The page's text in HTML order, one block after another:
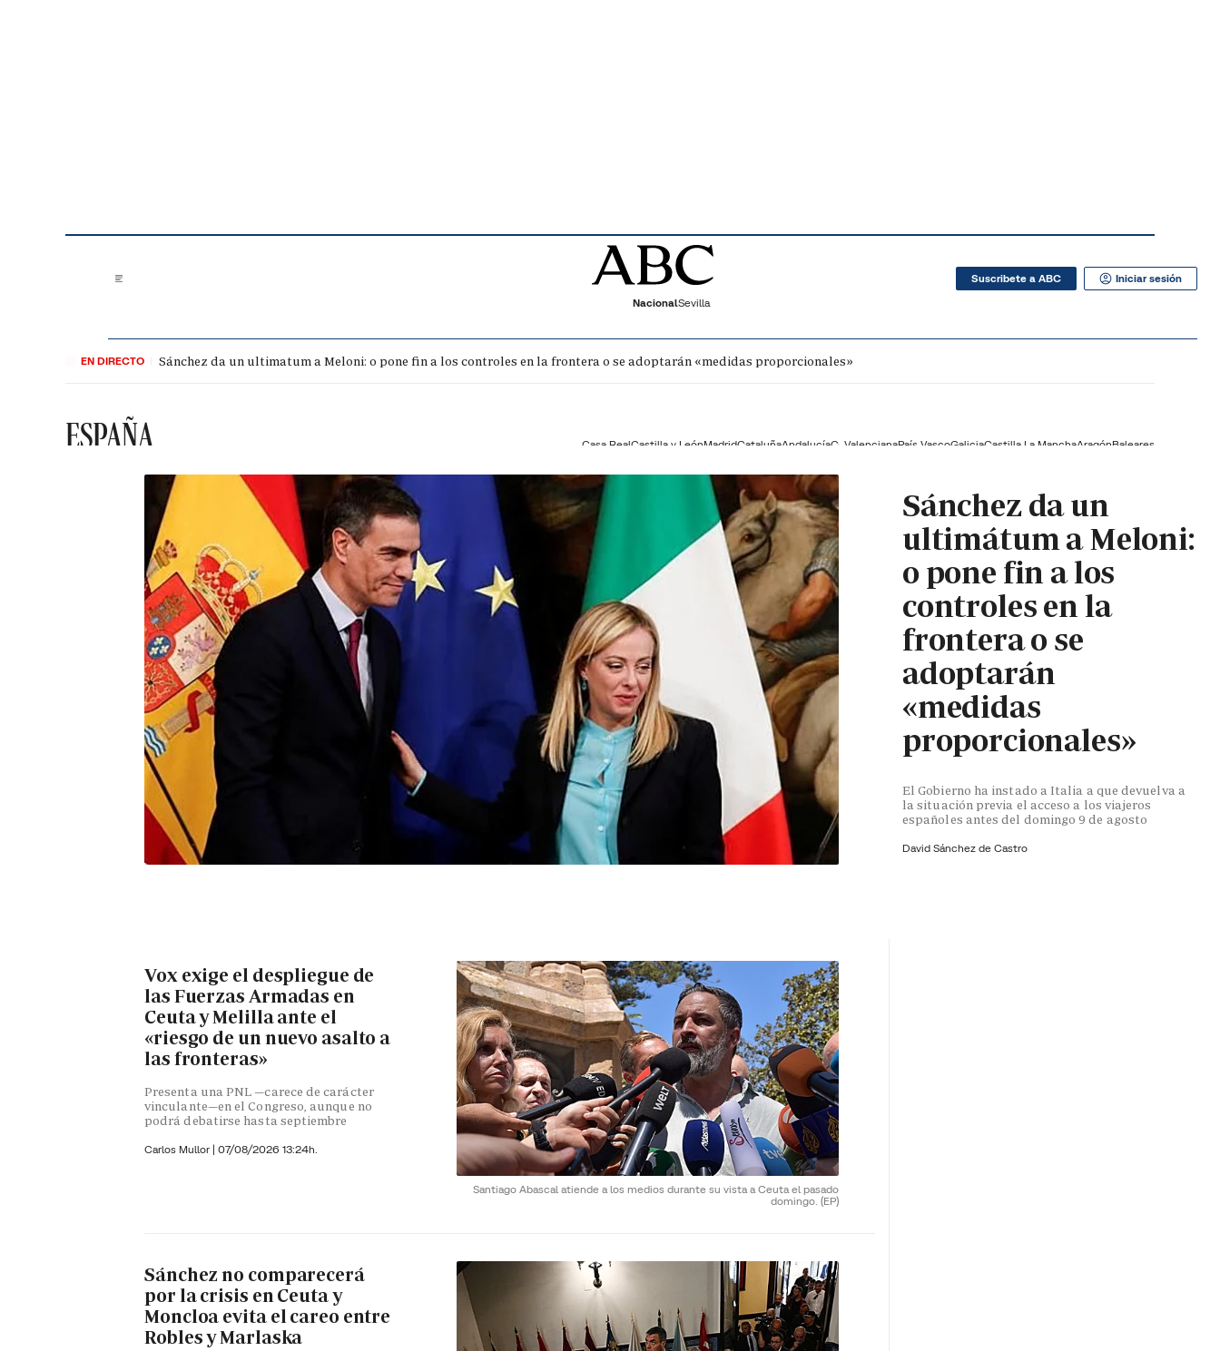
NacionalSevilla
Suscribete a ABC Iniciar sesión
EN DIRECTO Sánchez da un ultimatum a Meloni: o pone fin a los controles en la frontera o se adoptarán «medidas proporcionales»
ESPAÑA Casa RealCastilla y LeónMadridCataluñaAndalucíaC. ValencianaPaís VascoGaliciaCastilla La ManchaAragónBaleares
Sánchez da un
ultimátum a Meloni:
o pone fin a los
controles en la
frontera o se
adoptarán
«medidas
proporcionales»
El Gobierno ha instado a Italia a que devuelva a
la situación previa el acceso a los viajeros
españoles antes del domingo 9 de agosto
David Sánchez de Castro
Santiago Abascal atiende a los medios durante su vista a Ceuta el pasado
domingo. (EP)
Vox exige el despliegue de
las Fuerzas Armadas en
Ceuta y Melilla ante el
«riesgo de un nuevo asalto a
las fronteras»
Presenta una PNL —carece de carácter
vinculante—en el Congreso, aunque no
podrá debatirse hasta septiembre
Carlos Mullor | 07/08/2026 13:24h.
Sánchez no comparecerá
por la crisis en Ceuta y
Moncloa evita el careo entre
Robles y Marlaska